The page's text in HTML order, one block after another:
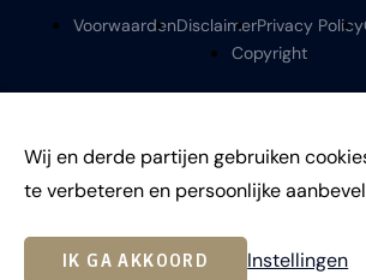
Wij en derde partijen gebruiken
te verbeteren en persoonlijke
IK GA AKKOORD Instellingen
VoorwaardenDisclaimerPrivacy Policy
Copyright
©2026